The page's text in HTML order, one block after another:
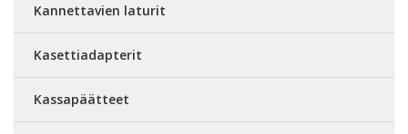
Kannettavien laturit
Kasettiadapterit
Kassapäätteet